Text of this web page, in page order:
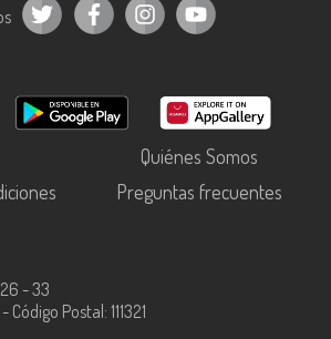
Quiénes Somos
Preguntas frecuentes
- 33
Postal: 111321